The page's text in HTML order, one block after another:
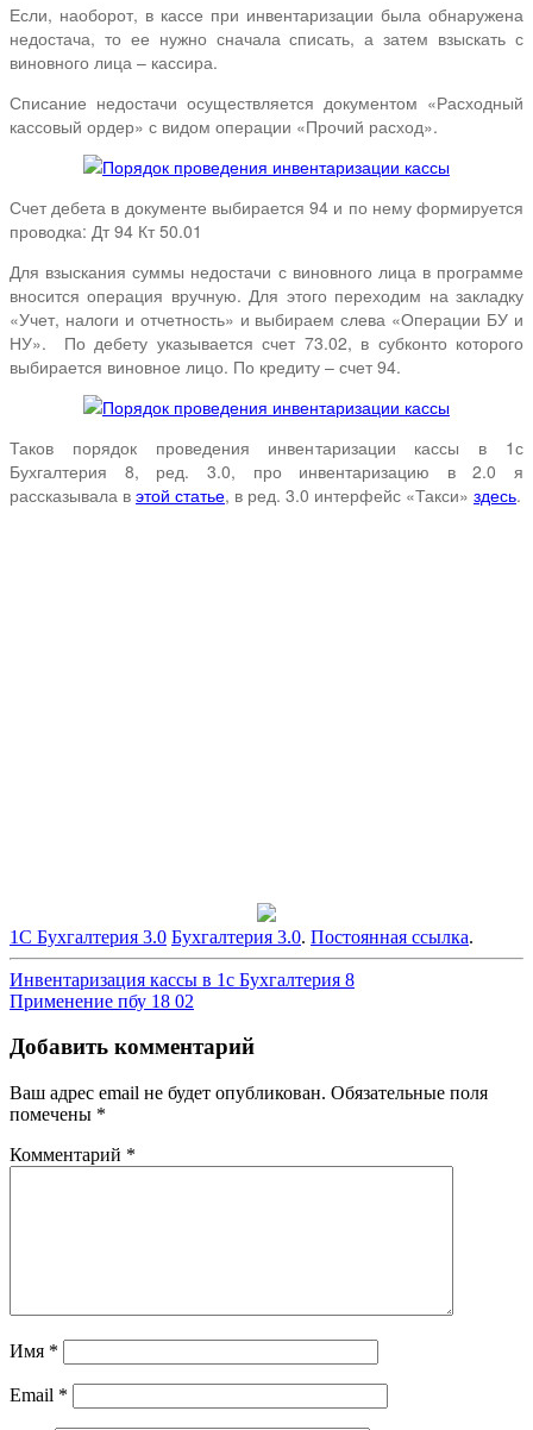
Если, наоборот, в кассе при инвентаризации была обнаружена
недостача, то ее нужно сначала списать, а затем взыскать с
виновного лица – кассира.
Списание недостачи осуществляется документом «Расходный
кассовый ордер» с видом операции «Прочий расход».
Счет дебета в документе выбирается 94 и по нему формируется
проводка: Дт 94 Кт 50.01
Для взыскания суммы недостачи с виновного лица в программе
вносится операция вручную. Для этого переходим на закладку
«Учет, налоги и отчетность» и выбираем слева «Операции БУ и
НУ». По дебету указывается счет 73.02, в субконто которого
выбирается виновное лицо. По кредиту – счет 94.
Таков порядок проведения инвентаризации кассы в 1с
Бухгалтерия 8, ред. 3.0, про инвентаризацию в 2.0 я
рассказывала в этой статье, в ред. 3.0 интерфейс «Такси» здесь.
1С Бухгалтерия 3.0 Бухгалтерия 3.0. Постоянная ссылка.
Навигация
по
записям
Инвентаризация кассы в 1с Бухгалтерия 8
Применение пбу 18 02
Добавить комментарий
Ваш адрес email не будет опубликован. Обязательные поля
помечены *
Комментарий *
Имя *
Email *